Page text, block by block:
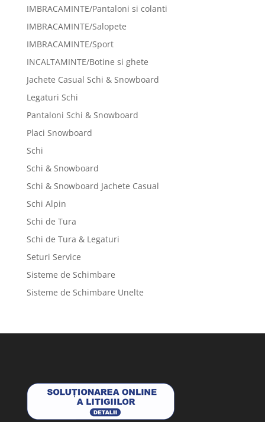
IMBRACAMINTE/Pantaloni si colanti
IMBRACAMINTE/Salopete
IMBRACAMINTE/Sport
INCALTAMINTE/Botine si ghete
Jachete Casual Schi & Snowboard
Legaturi Schi
Pantaloni Schi & Snowboard
Placi Snowboard
Schi
Schi & Snowboard
Schi & Snowboard Jachete Casual
Schi Alpin
Schi de Tura
Schi de Tura & Legaturi
Seturi Service
Sisteme de Schimbare
Sisteme de Schimbare Unelte